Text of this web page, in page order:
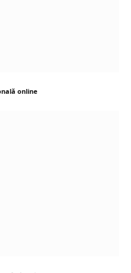
online